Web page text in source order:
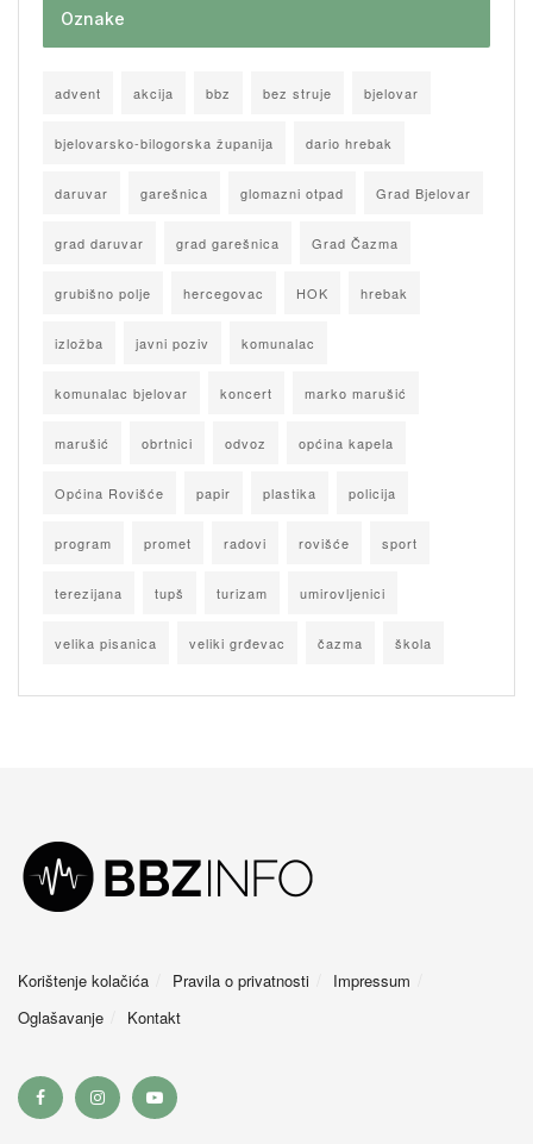
Oznake
advent akcija bbz bez struje bjelovar
bjelovarsko-bilogorska županija dario hrebak
daruvar garešnica glomazni otpad Grad Bjelovar
grad daruvar grad garešnica Grad Čazma
grubišno polje hercegovac HOK hrebak
izložba javni poziv komunalac
komunalac bjelovar koncert marko marušić
marušić obrtnici odvoz općina kapela
Općina Rovišće papir plastika policija
program promet radovi rovišće sport
terezijana tupš turizam umirovljenici
velika pisanica veliki grđevac čazma škola
Korištenje kolačića Pravila o privatnosti
Impressum
Oglašavanje
Kontakt